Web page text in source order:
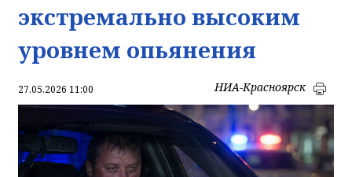
экстремально высоким
уровнем опьянения
27.05.2026 11:00 НИА-Красноярск